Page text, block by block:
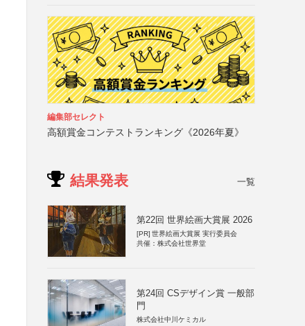
編集部セレクト
高額賞金コンテストランキング《2026年夏》
結果発表 一覧
第22回 世界絵画大賞展 2026
[PR] 世界絵画大賞展 実行委員会
共催：株式会社世界堂
第24回 CSデザイン賞 一般部
門
株式会社中川ケミカル